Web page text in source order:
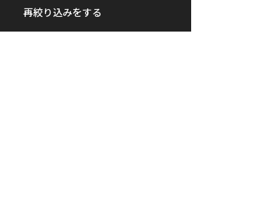
再絞り込みをする